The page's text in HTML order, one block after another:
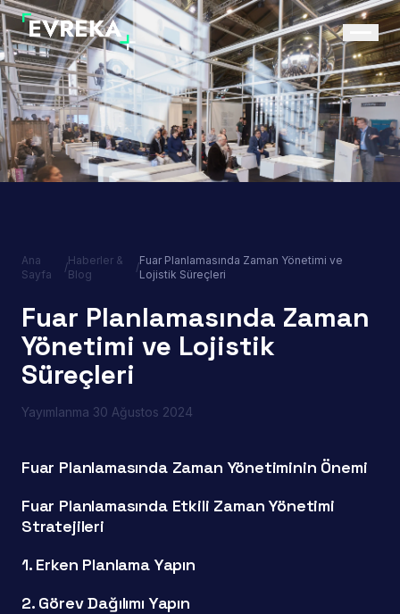
Ana
Sayfa
/
Haberler &
Blog
/
Fuar Planlamasında Zaman Yönetimi ve
Lojistik Süreçleri
Fuar Planlamasında Zaman
Yönetimi ve Lojistik
Süreçleri
Yayımlanma 30 Ağustos 2024
Fuar Planlamasında Zaman Yönetiminin Önemi
Fuar Planlamasında Etkili Zaman Yönetimi
Stratejileri
1. Erken Planlama Yapın
2. Görev Dağılımı Yapın